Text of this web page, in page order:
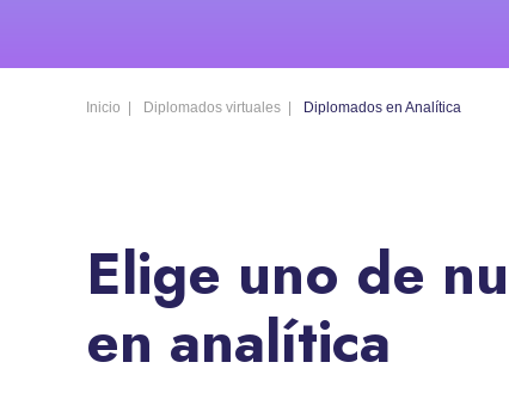
Inicio Diplomados virtuales Diplomados en Analítica
Elige uno de
en analítica